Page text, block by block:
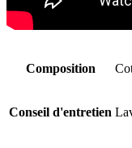
Composition
Conseil d'entretien